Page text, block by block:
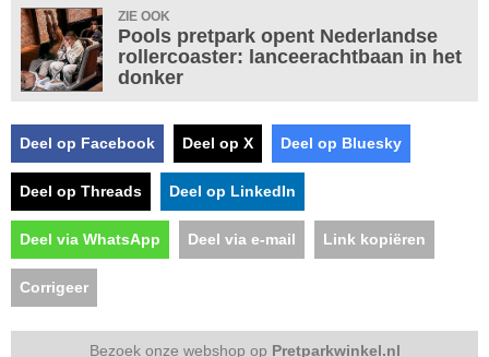
ZIE OOK
Pools pretpark opent Nederlandse
rollercoaster: lanceerachtbaan in het
donker
Deel op Facebook Deel op X Deel op Bluesky
Deel op Threads Deel op LinkedIn
Deel via WhatsApp Deel via e-mail Link kopiëren
Corrigeer
Bezoek onze webshop op Pretparkwinkel.nl